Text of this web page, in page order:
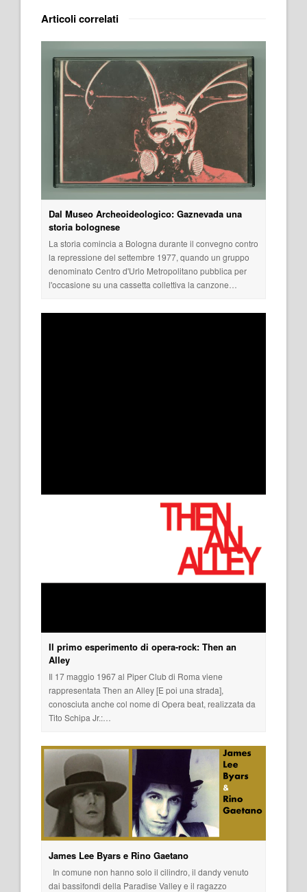
Articoli correlati
Dal Museo Archeoideologico: Gaznevada una
storia bolognese
La storia comincia a Bologna durante il convegno contro
la repressione del settembre 1977, quando un gruppo
denominato Centro d'Urlo Metropolitano pubblica per
l'occasione su una cassetta collettiva la canzone…
Il primo esperimento di opera-rock: Then an
Alley
Il 17 maggio 1967 al Piper Club di Roma viene
rappresentata Then an Alley [E poi una strada],
conosciuta anche col nome di Opera beat, realizzata da
Tito Schipa Jr.:…
James Lee Byars e Rino Gaetano
In comune non hanno solo il cilindro, il dandy venuto
dai bassifondi della Paradise Valley e il ragazzo